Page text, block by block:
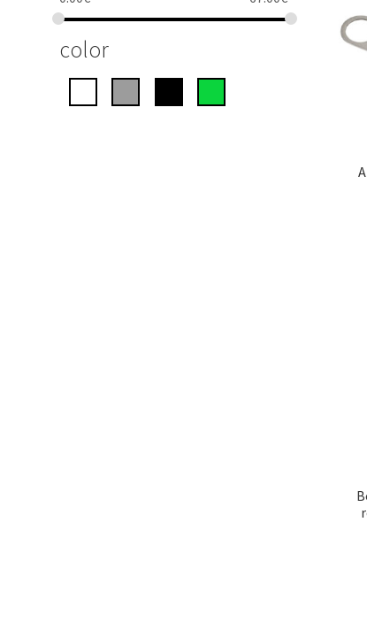
color